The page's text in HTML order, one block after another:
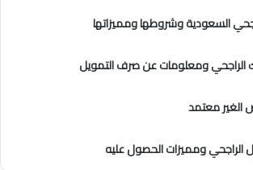
السعودية وشروطها ومميزاتها
الراجحي ومعلومات عن صرف التمويل
الغير معتمد
الراجحي ومميزات الحصول عليه